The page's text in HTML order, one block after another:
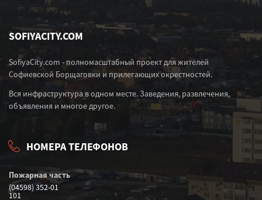
SOFIYACITY.COM
SofiyaCity.com - полномасштабный проект для жителей
Софиевской Борщаговки и прилегающих окрестностей.
Вся инфраструктура в одном месте. Заведения, развлечения,
объявления и многое другое.
НОМЕРА ТЕЛЕФОНОВ
Пожарная часть
(04598) 352-01
101